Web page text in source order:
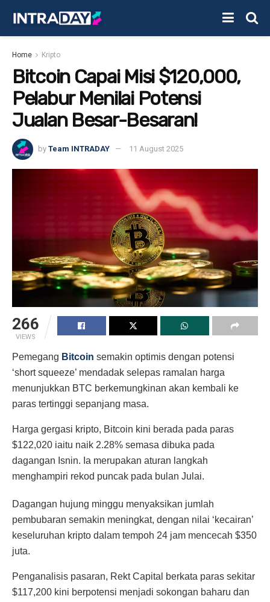
Home Kripto
Bitcoin Capai Misi $120,000,
Pelabur Menilai Potensi
Jualan Besar-Besaran!
by Team INTRADAY 11 August 2025
266
VIEWS
Pemegang Bitcoin semakin optimis dengan potensi
‘short squeeze’ mendadak selepas ramalan harga
menunjukkan BTC berkemungkinan akan kembali ke
paras tertinggi sepanjang masa.
Harga gergasi kripto, Bitcoin kini berada pada paras
$122,020 iaitu naik 2.28% semasa dibuka pada
dagangan Isnin. Ia merupakan aturan langkah
menghampiri rekod puncak pada bulan Julai.
Dagangan hujung minggu menyaksikan jumlah
pembubaran semakin meningkat, dengan nilai ‘kecairan’
keseluruhan kripto dalam tempoh 24 jam mencecah $350
juta.
Penganalisis pasaran, Rekt Capital berkata paras sekitar
$117,200 kini berpotensi menjadi sokongan baharu dan